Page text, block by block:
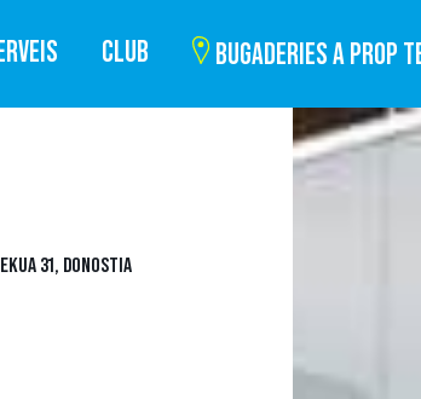
CLUB BUGADERIES A PROP
31, DONOSTIA